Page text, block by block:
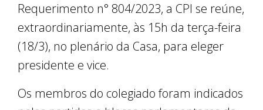
Requerimento n° 804/2023, a CPI se reúne,
extraordinariamente, às 15h da terça-feira
(18/3), no plenário da Casa, para eleger
presidente e vice.
Os membros do colegiado foram indicados